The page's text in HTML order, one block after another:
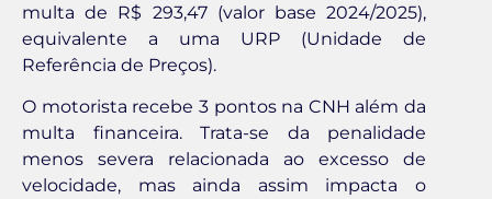
multa de R$ 293,47 (valor base 2024/2025),
equivalente a uma URP (Unidade de
Referência de Preços).
O motorista recebe 3 pontos na CNH além da
multa financeira. Trata-se da penalidade
menos severa relacionada ao excesso de
velocidade, mas ainda assim impacta o